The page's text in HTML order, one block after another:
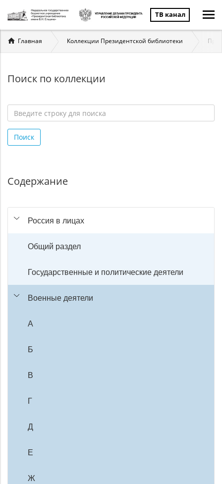
ТВ канал
Вы
здесь
Главная Коллекции Президентской библиотеки
Поиск по коллекции
строку
для
Поиск
Содержание
Россия в лицах
Общий раздел
Государственные и политические деятели
Военные деятели
А
Б
В
Г
Д
Е
Ж